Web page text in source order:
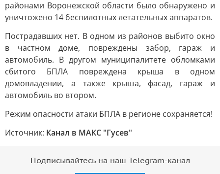
районами Воронежской области было обнаружено и
уничтожено 14 беспилотных летательных аппаратов.
Пострадавших нет. В одном из районов выбито окно
в частном доме, повреждены забор, гараж и
автомобиль. В другом муниципалитете обломками
сбитого БПЛА повреждена крыша в одном
домовладении, а также крыша, фасад, гараж и
автомобиль во втором.
Режим опасности атаки БПЛА в регионе сохраняется!
Источник: Канал в МАКС "Гусев"
Подписывайтесь на наш Telegram-канал